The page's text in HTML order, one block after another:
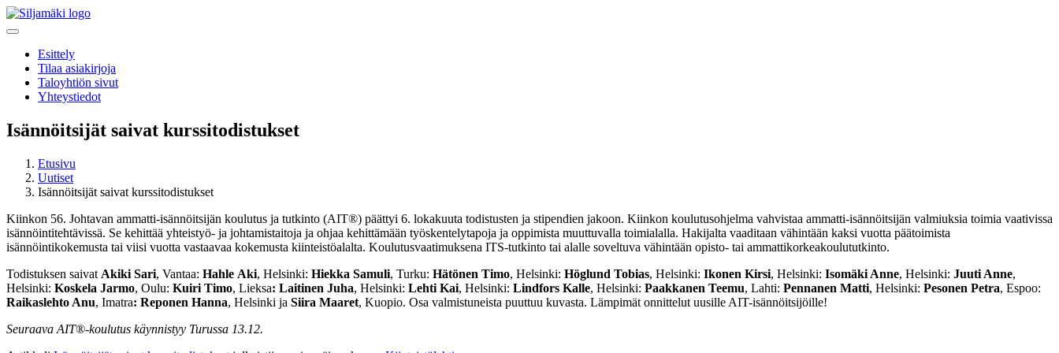
Esittely
Tilaa asiakirjoja
Taloyhtiön sivut
Yhteystiedot
Isännöitsijät saivat kurssitodistukset
Etusivu
Uutiset
Isännöitsijät saivat kurssitodistukset
Kiinkon 56. Johtavan ammatti-isännöitsijän koulutus ja tutkinto (AIT®) päättyi 6. lokakuuta todistusten ja stipendien jakoon. Kiinkon koulutusohjelma vahvistaa ammatti-isännöitsijän valmiuksia toimia vaativissa
isännöintitehtävissä. Se kehittää yhteistyö- ja johtamistaitoja ja ohjaa kehittämään työskentelytapoja ja oppimista muuttuvalla toimialalla. Hakijalta vaaditaan vähintään kaksi vuotta päätoimista
isännöintikokemusta tai viisi vuotta vastaavaa kokemusta kiinteistöalalta. Koulutusvaatimuksena ITS-tutkinto tai alalle soveltuva vähintään opisto- tai ammattikorkeakoulututkinto.
Todistuksen saivat Akiki Sari, Vantaa: Hahle Aki, Helsinki: Hiekka Samuli, Turku: Hätönen Timo, Helsinki: Höglund Tobias, Helsinki: Ikonen Kirsi, Helsinki: Isomäki Anne, Helsinki: Juuti Anne,
Helsinki: Koskela Jarmo, Oulu: Kuiri Timo, Lieksa: Laitinen Juha, Helsinki: Lehti Kai, Helsinki: Lindfors Kalle, Helsinki: Paakkanen Teemu, Lahti: Pennanen Matti, Helsinki: Pesonen Petra, Espoo:
Raikaslehto Anu, Imatra: Reponen Hanna, Helsinki ja Siira Maaret, Kuopio. Osa valmistuneista puuttuu kuvasta. Lämpimät onnittelut uusille AIT-isännöitsijöille!
Seuraava AIT®-koulutus käynnistyy Turussa 13.12.